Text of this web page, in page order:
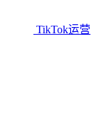
TikTok运营